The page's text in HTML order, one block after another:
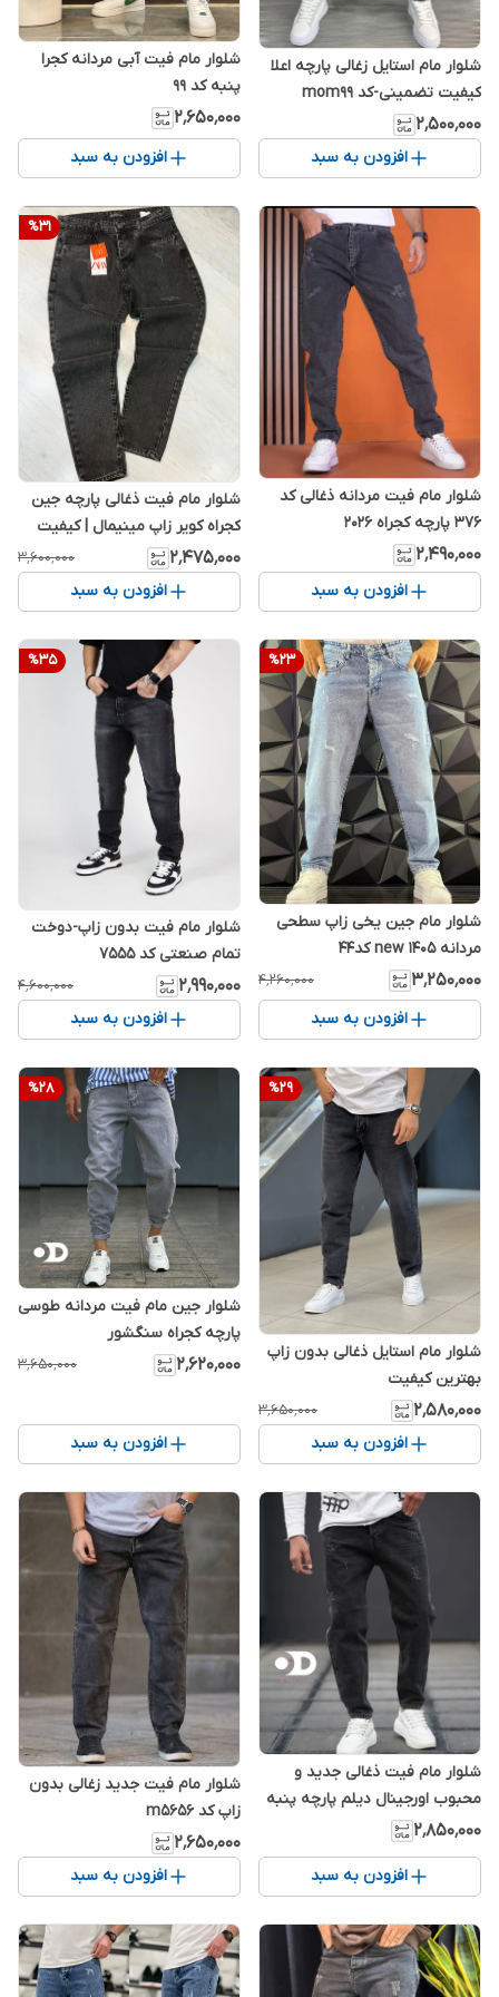
شلوار مام استایل زغالی پارچه اعلا
کیفیت تضمینی-کد mom۹۹
۲٬۵۰۰٬۰۰۰
افزودن به سبد
شلوار مام فیت آبی مردانه کجرا
پنبه کد 99
۲٬۶۵۰٬۰۰۰
افزودن به سبد
شلوار مام فیت مردانه ذغالی کد
۳۷۶ پارچه کجراه 2026
۲٬۴۹۰٬۰۰۰
افزودن به سبد
%31
شلوار مام فیت ذغالی پارچه جین
کجراه کویر زاپ مینیمال | کیفیت
بالا کد M243
۲٬۴۷۵٬۰۰۰ ۳٬۶۰۰٬۰۰۰
افزودن به سبد
%23
شلوار مام جین یخی زاپ سطحی
مردانه new 1405 کد۴۴
۳٬۲۵۰٬۰۰۰ ۴٬۲۶۰٬۰۰۰
افزودن به سبد
%35
شلوار مام فیت بدون زاپ-دوخت
تمام صنعتی کد ۷۵۵۵
۲٬۹۹۰٬۰۰۰ ۴٬۶۰۰٬۰۰۰
افزودن به سبد
%29
شلوار مام استایل ذغالی بدون زاپ
بهترین کیفیت
۲٬۵۸۰٬۰۰۰ ۳٬۶۵۰٬۰۰۰
افزودن به سبد
%28
شلوار جین مام فیت مردانه طوسی
پارچه کجراه سنگشور
۲٬۶۲۰٬۰۰۰ ۳٬۶۵۰٬۰۰۰
افزودن به سبد
شلوار مام فیت ذغالی جدید و
محبوب اورجینال دیلم پارچه پنبه
سنگشور کجراه کد ۵۴۳۴۳۵۷
۲٬۸۵۰٬۰۰۰
افزودن به سبد
شلوار مام فیت جدید زغالی بدون
زاپ کد m5656
۲٬۶۵۰٬۰۰۰
افزودن به سبد